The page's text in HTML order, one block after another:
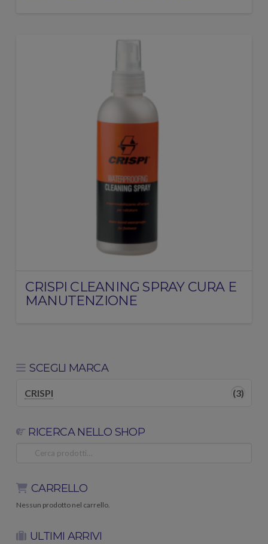
CRISPI CLEANING SPRAY CURA E
MANUTENZIONE
SCEGLI MARCA
CRISPI (3)
RICERCA NELLO SHOP
CARRELLO
Nessun prodotto nel carrello.
ULTIMI ARRIVI